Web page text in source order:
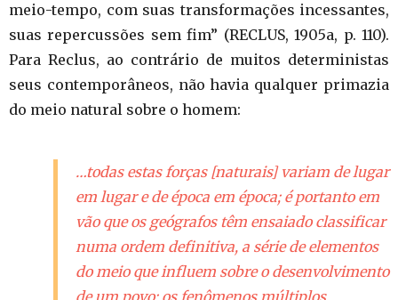
meio-tempo, com suas transformações incessantes,
suas repercussões sem fim” (RECLUS, 1905a, p. 110).
Para Reclus, ao contrário de muitos deterministas
seus contemporâneos, não havia qualquer primazia
do meio natural sobre o homem:
…todas estas forças [naturais] variam de lugar
em lugar e de época em época; é portanto em
vão que os geógrafos têm ensaiado classificar
numa ordem definitiva, a série de elementos
do meio que influem sobre o desenvolvimento
de um povo; os fenômenos múltiplos,